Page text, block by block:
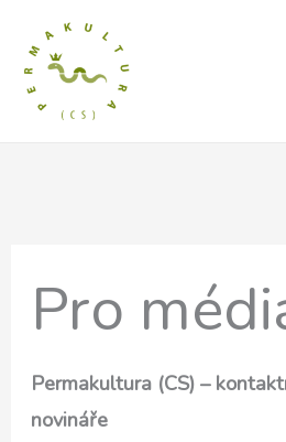
Přeskočit
obsah
Pro
Permakultura (CS) –
novináře